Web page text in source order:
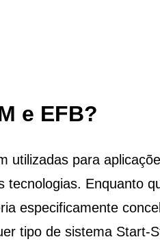
e EFB?
utilizadas para
tecnologias. Enquanto
especificamente
tipo de sistema Start-